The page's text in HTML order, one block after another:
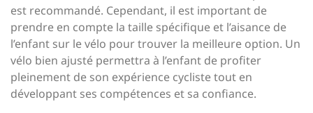
est recommandé. Cependant, il est important de
prendre en compte la taille spécifique et l’aisance de
l’enfant sur le vélo pour trouver la meilleure option. Un
vélo bien ajusté permettra à l’enfant de profiter
pleinement de son expérience cycliste tout en
développant ses compétences et sa confiance.